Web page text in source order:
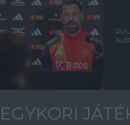
EGYKORI